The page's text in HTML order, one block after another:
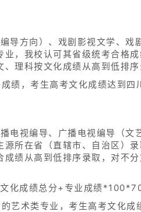
导方向）、戏剧影视文学、
，我校认可其省级统考合格
理科按文化成绩从高到低排序
绩，考生高考文化成绩达到
电视编导、广播电视编导（
所在省（直辖市、自治区）
成绩从高到低排序录取，对不
化成绩总分+专业成绩
艺术类专业，考生高考文化